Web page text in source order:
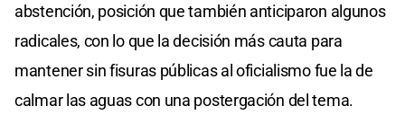
abstención, posición que también anticiparon algunos
radicales, con lo que la decisión más cauta para
mantener sin fisuras públicas al oficialismo fue la de
calmar las aguas con una postergación del tema.